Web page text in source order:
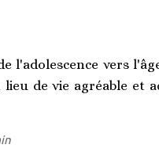
vers
de vie agréable et